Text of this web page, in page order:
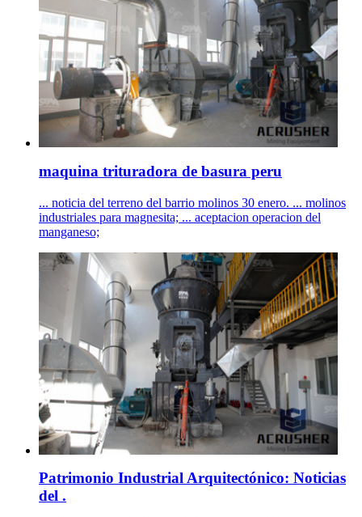
maquina trituradora de basura peru
... noticia del terreno del barrio molinos 30 enero. ... molinos
industriales para magnesita; ... aceptacion operacion del
manganeso;
Patrimonio Industrial Arquitectónico: Noticias
del .